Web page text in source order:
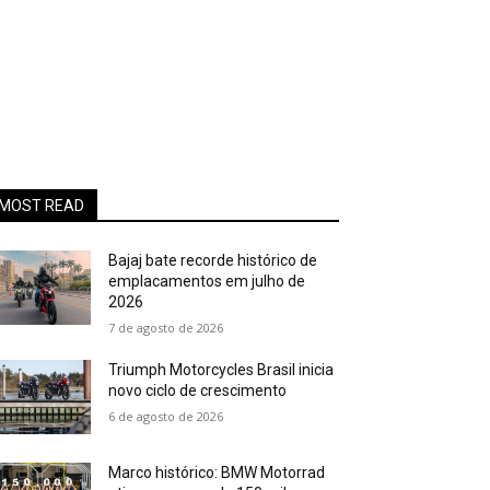
READ
Bajaj bate recorde histórico de
emplacamentos em julho de
2026
7 de agosto de 2026
Triumph Motorcycles Brasil inicia
novo ciclo de crescimento
6 de agosto de 2026
Marco histórico: BMW Motorrad